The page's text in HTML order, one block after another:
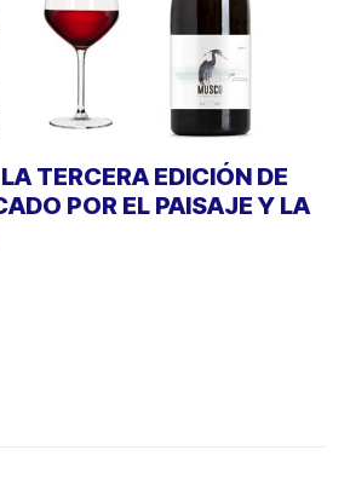
TERCERA EDICIÓN DE
POR EL PAISAJE Y LA